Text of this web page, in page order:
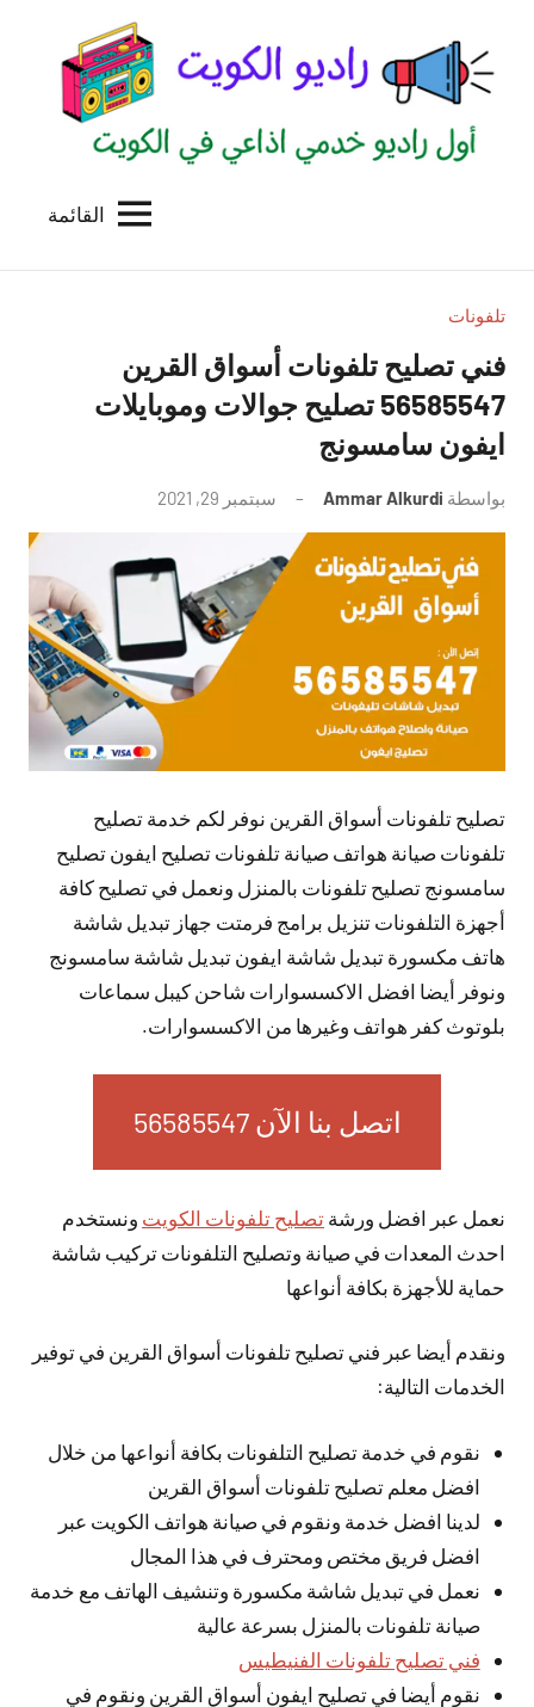
المحتوى
الكويت
للاعلانات
بالكويت
القائمة
تلفونات
فني تصليح تلفونات أسواق القرين
56585547 تصليح جوالات وموبايلات
ايفون سامسونج
بواسطة Ammar Alkurdi سبتمبر 29, 2021
تعليقات
تصليح تلفونات أسواق القرين نوفر لكم خدمة تصليح
تلفونات صيانة هواتف صيانة تلفونات تصليح ايفون تصليح
سامسونج تصليح تلفونات بالمنزل ونعمل في تصليح كافة
أجهزة التلفونات تنزيل برامج فرمتت جهاز تبديل شاشة
هاتف مكسورة تبديل شاشة ايفون تبديل شاشة سامسونج
ونوفر أيضا افضل الاكسسوارات شاحن كيبل سماعات
بلوتوث كفر هواتف وغيرها من الاكسسوارات.
اتصل بنا الآن 56585547
نعمل عبر افضل ورشة تصليح تلفونات الكويت ونستخدم
احدث المعدات في صيانة وتصليح التلفونات تركيب شاشة
حماية للأجهزة بكافة أنواعها
ونقدم أيضا عبر فني تصليح تلفونات أسواق القرين في توفير
الخدمات التالية:
نقوم في خدمة تصليح التلفونات بكافة أنواعها من خلال
افضل معلم تصليح تلفونات أسواق القرين
لدينا افضل خدمة ونقوم في صيانة هواتف الكويت عبر
افضل فريق مختص ومحترف في هذا المجال
نعمل في تبديل شاشة مكسورة وتنشيف الهاتف مع خدمة
صيانة تلفونات بالمنزل بسرعة عالية
فني تصليح تلفونات الفنيطيس
نقوم أيضا في تصليح ايفون أسواق القرين ونقوم في